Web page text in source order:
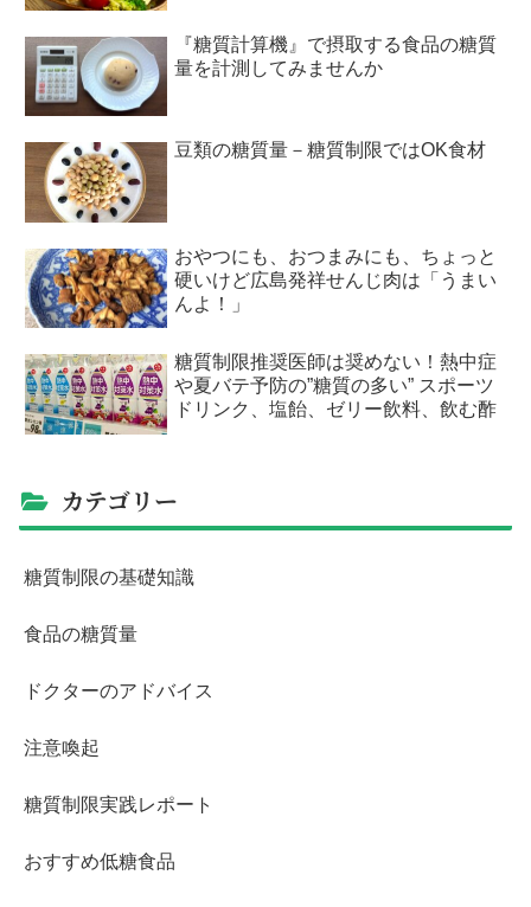
『糖質計算機』で摂取する食品の糖質
量を計測してみませんか
豆類の糖質量－糖質制限ではOK食材
おやつにも、おつまみにも、ちょっと
硬いけど広島発祥せんじ肉は「うまい
んよ！」
糖質制限推奨医師は奨めない！熱中症
や夏バテ予防の”糖質の多い” スポーツ
ドリンク、塩飴、ゼリー飲料、飲む酢
カテゴリー
糖質制限の基礎知識
食品の糖質量
ドクターのアドバイス
注意喚起
糖質制限実践レポート
おすすめ低糖食品